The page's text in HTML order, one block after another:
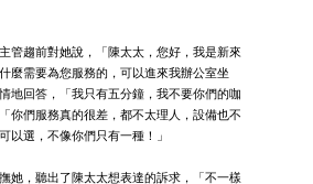
管趨前對她說，「陳太太，您好，我是新來
麼需要為您服務的，可以進來我辦公室坐
地回答，「我只有五分鐘，我不要你們的咖
你們服務真的很差，都不太理人，設備也不
以選，不像你們只有一種！」
她，聽出了陳太太想表達的訴求，「不一樣